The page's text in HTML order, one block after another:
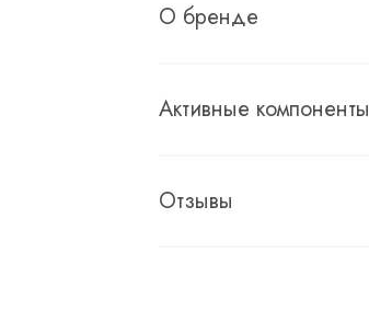
О бренде
Активные компоненты
Отзывы